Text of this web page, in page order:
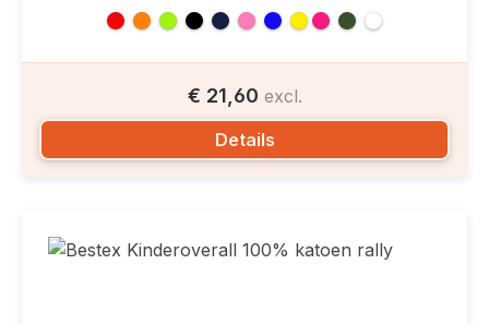
€ 21,60 excl.
Details